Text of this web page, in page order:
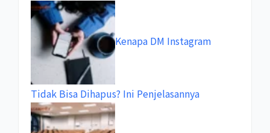
Kenapa DM Instagram
Tidak Bisa Dihapus? Ini Penjelasannya